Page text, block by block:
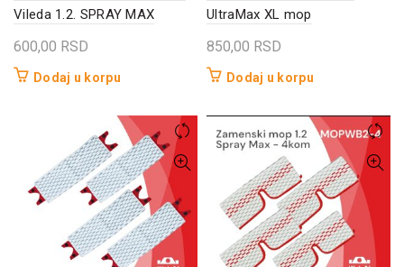
Vileda 1.2. SPRAY MAX
600,00 RSD
Dodaj u korpu
UltraMax XL mop
850,00 RSD
Dodaj u korpu